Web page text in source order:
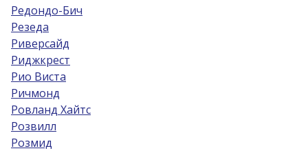
Редондо-Бич
Резеда
Риверсайд
Риджкрест
Рио Виста
Ричмонд
Ровланд Хайтс
Розвилл
Розмид